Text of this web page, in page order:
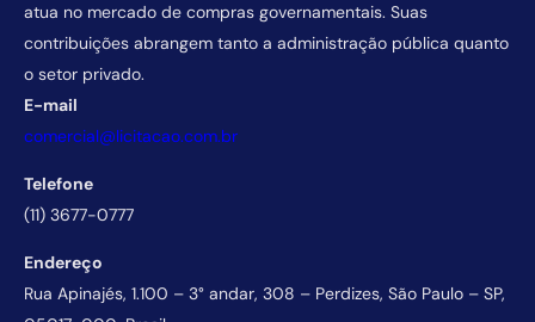
atua no mercado de compras governamentais. Suas
contribuições abrangem tanto a administração pública quanto
o setor privado.
E-mail
comercial@licitacao.com.br
Telefone
(11) 3677-0777
Endereço
Rua Apinajés, 1.100 – 3° andar, 308 – Perdizes, São Paulo – SP,